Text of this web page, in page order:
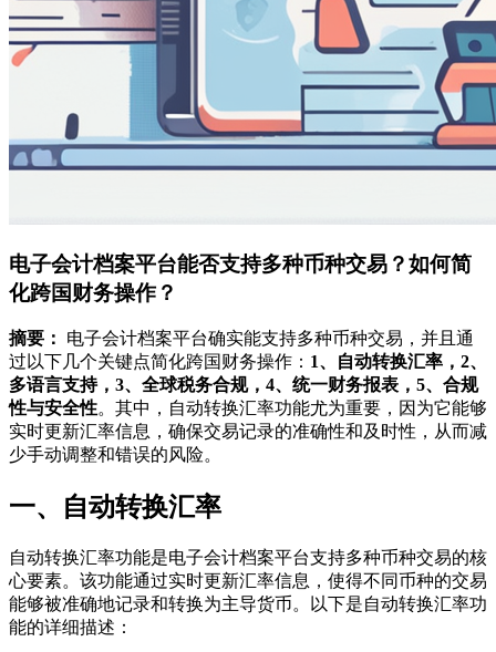
电子会计档案平台能否支持多种币种交易？如何简
化跨国财务操作？
摘要：
电子会计档案平台确实能支持多种币种交易，并且通
过以下几个关键点简化跨国财务操作： 1、自动转换汇率，2、
多语言支持，3、全球税务合规，4、统一财务报表，5、合规
性与安全性。其中，自动转换汇率功能尤为重要，因为它能够
实时更新汇率信息，确保交易记录的准确性和及时性，从而减
少手动调整和错误的风险。
一、自动转换汇率
自动转换汇率功能是电子会计档案平台支持多种币种交易的核
心要素。该功能通过实时更新汇率信息，使得不同币种的交易
能够被准确地记录和转换为主导货币。以下是自动转换汇率功
能的详细描述：